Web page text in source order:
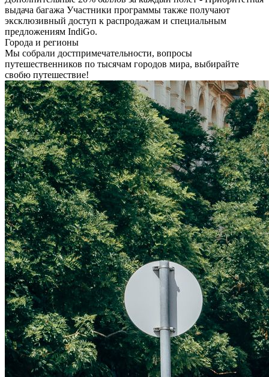
выдача багажа Участники программы также получают
эксклюзивный доступ к распродажам и специальным
предложениям IndiGo.
Города и регионы
Мы собрали достпримечательности, вопросы
путешественников по тысячам городов мира, выбирайте
свобю путешествие!